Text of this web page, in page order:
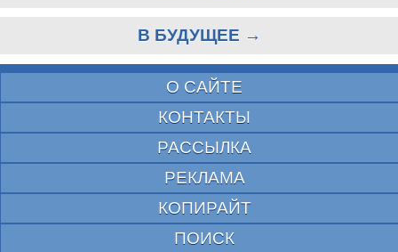
В БУДУЩЕЕ →
О САЙТЕ
КОНТАКТЫ
РАССЫЛКА
РЕКЛАМА
КОПИРАЙТ
ПОИСК